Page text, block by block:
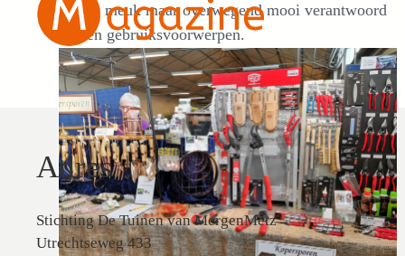
plastic meuk maar overwegend mooi verantwoord
houten gebruiksvoorwerpen.
Adres
Stichting De Tuinen van MergenMetz
Utrechtseweg 433